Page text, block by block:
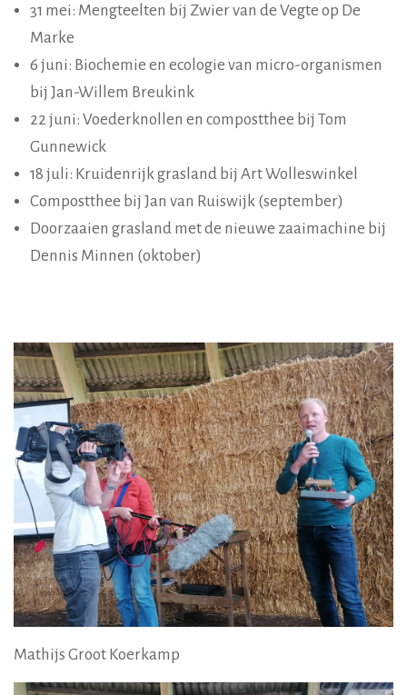
31 mei: Mengteelten bij Zwier van de Vegte op De
Marke
6 juni: Biochemie en ecologie van micro-organismen
bij Jan-Willem Breukink
22 juni: Voederknollen en compostthee bij Tom
Gunnewick
18 juli: Kruidenrijk grasland bij Art Wolleswinkel
Compostthee bij Jan van Ruiswijk (september)
Doorzaaien grasland met de nieuwe zaaimachine bij
Dennis Minnen (oktober)
Mathijs Groot Koerkamp